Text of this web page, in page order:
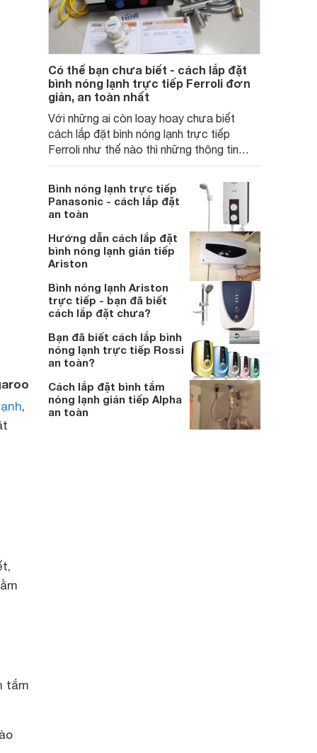
,
tắm
Có thể bạn chưa biết - cách lắp đặt
bình nóng lạnh trực tiếp Ferroli đơn
giản, an toàn nhất
Với những ai còn loay hoay chưa biết
cách lắp đặt bình nóng lạnh trực tiếp
Ferroli như thế nào thì những thông tin
dưới đây có thể giúp ích cho bạn
Bình nóng lạnh trực tiếp
Panasonic - cách lắp đặt
an toàn
Hướng dẫn cách lắp đặt
bình nóng lạnh gián tiếp
Ariston
Bình nóng lạnh Ariston
trực tiếp - bạn đã biết
cách lắp đặt chưa?
Bạn đã biết cách lắp bình
nóng lạnh trực tiếp Rossi
an toàn?
Cách lắp đặt bình tắm
nóng lạnh gián tiếp Alpha
an toàn